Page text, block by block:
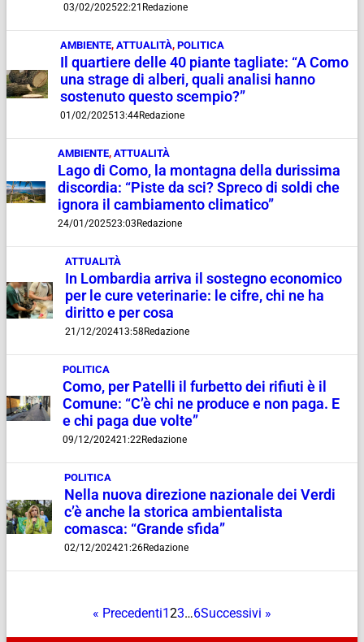
03/02/202522:21 Redazione
AMBIENTE, ATTUALITÀ, POLITICA
Il quartiere delle 40 piante tagliate: “A Como
una strage di alberi, quali analisi hanno
sostenuto questo scempio?”
01/02/202513:44Redazione
AMBIENTE,ATTUALITÀ
Lago di Como, la montagna della durissima
discordia: “Piste da sci? Spreco di soldi che
ignora il cambiamento climatico”
24/01/202523:03Redazione
ATTUALITÀ
In Lombardia arriva il sostegno economico
per le cure veterinarie: le cifre, chi ne ha
diritto e per cosa
21/12/202413:58Redazione
POLITICA
Como, per Patelli il furbetto dei rifiuti è il
Comune: “C’è chi ne produce e non paga. E
e chi paga due volte”
09/12/202421:22Redazione
POLITICA
Nella nuova direzione nazionale dei Verdi
c’è anche la storica ambientalista
comasca: “Grande sfida”
02/12/202421:26Redazione
« Precedenti123…6Successivi »